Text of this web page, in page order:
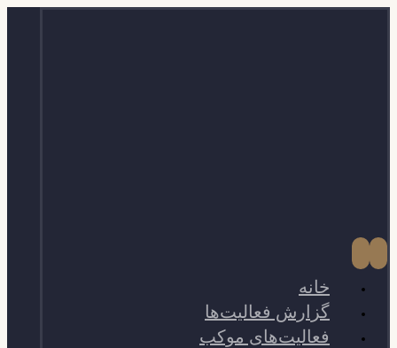
خانه
گزارش فعالیت‌ها
فعالیت‌های موکب